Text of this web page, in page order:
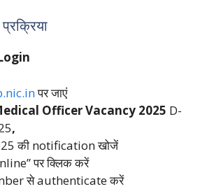
पर जाएं
Officer Vacancy 2025 D-
,
की notification खोजें
पर क्लिक करें
से authenticate करें